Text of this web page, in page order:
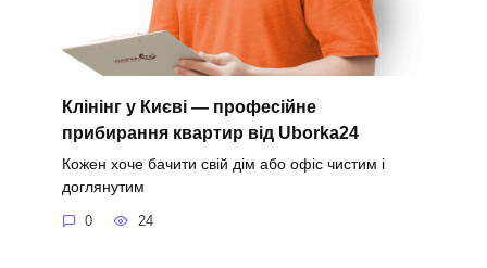
Клінінг у Києві — професійне
прибирання квартир від Uborka24
Кожен хоче бачити свій дім або офіс чистим і
доглянутим
0 24